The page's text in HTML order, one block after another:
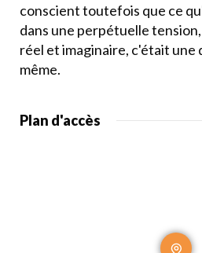
conscient toutefois que ce
dans une perpétuelle
réel et imaginaire, c'était une
même.
Plan d'accès